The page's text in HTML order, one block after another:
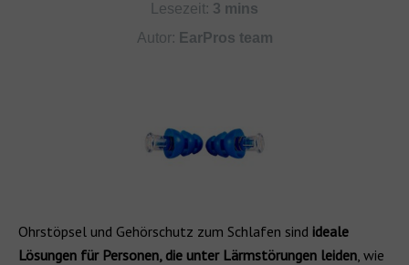
Lesezeit: 3 mins
Autor: EarPros team
Ohrstöpsel und Gehörschutz zum Schlafen sind ideale
Lösungen für Personen, die unter Lärmstörungen leiden, wie